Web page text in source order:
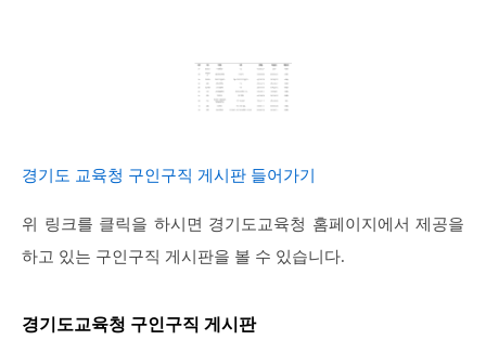
경기도 교육청 구인구직 게시판 들어가기
위 링크를 클릭을 하시면 경기도교육청 홈페이지에서 제공을
하고 있는 구인구직 게시판을 볼 수 있습니다.
경기도교육청 구인구직 게시판